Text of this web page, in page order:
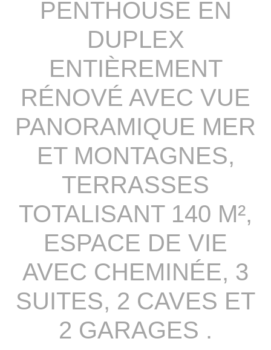
PENTHOUSE EN
DUPLEX
ENTIÈREMENT
RÉNOVÉ AVEC VUE
PANORAMIQUE MER
ET MONTAGNES,
TERRASSES
TOTALISANT 140 M²,
ESPACE DE VIE
AVEC CHEMINÉE, 3
SUITES, 2 CAVES ET
2 GARAGES .